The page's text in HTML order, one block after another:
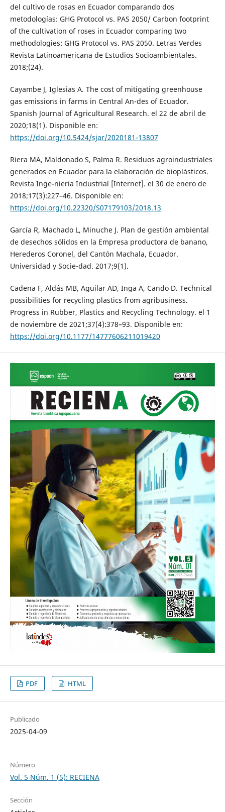
del cultivo de rosas en Ecuador comparando dos
metodologías: GHG Protocol vs. PAS 2050/ Carbon footprint
of the cultivation of roses in Ecuador comparing two
methodologies: GHG Protocol vs. PAS 2050. Letras Verdes
Revista Latinoamericana de Estudios Socioambientales.
2018;(24).
Cayambe J, Iglesias A. The cost of mitigating greenhouse
gas emissions in farms in Central An-des of Ecuador.
Spanish Journal of Agricultural Research. el 22 de abril de
2020;18(1). Disponible en:
https://doi.org/10.5424/sjar/2020181-13807
Riera MA, Maldonado S, Palma R. Residuos agroindustriales
generados en Ecuador para la elaboración de bioplásticos.
Revista Inge-nieria Industrial [Internet]. el 30 de enero de
2018;17(3):227–46. Disponible en:
https://doi.org/10.22320/S07179103/2018.13
García R, Machado L, Minuche J. Plan de gestión ambiental
de desechos sólidos en la Empresa productora de banano,
Herederos Coronel, del Cantón Machala, Ecuador.
Universidad y Socie-dad. 2017;9(1).
Cadena F, Aldás MB, Aguilar AD, Inga A, Cando D. Technical
possibilities for recycling plastics from agribusiness.
Progress in Rubber, Plastics and Recycling Technology. el 1
de noviembre de 2021;37(4):378–93. Disponible en:
https://doi.org/10.1177/14777606211019420
PDF HTML
Publicado
2025-04-09
Número
Vol. 5 Núm. 1 (5): RECIENA
Sección